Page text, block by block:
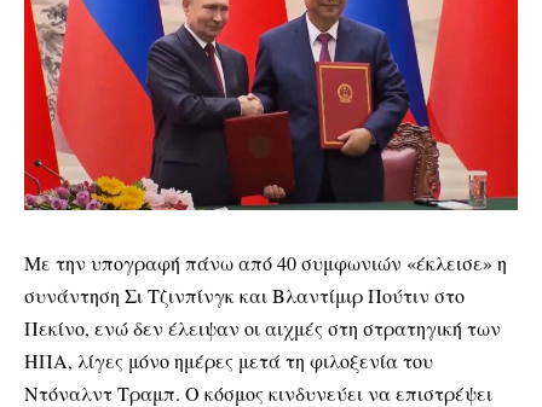
Με την υπογραφή πάνω από 40 συμφωνιών «έκλεισε» η
συνάντηση Σι Τζινπίνγκ και Βλαντίμιρ Πούτιν στο
Πεκίνο, ενώ δεν έλειψαν οι αιχμές στη στρατηγική των
ΗΠΑ, λίγες μόνο ημέρες μετά τη φιλοξενία του
Ντόναλντ Τραμπ. Ο κόσμος κινδυνεύει να επιστρέψει